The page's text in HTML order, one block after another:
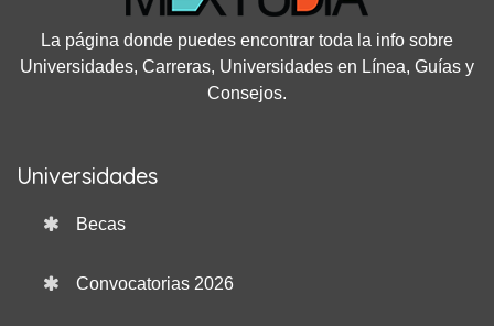
La página donde puedes encontrar toda la info sobre
Universidades, Carreras, Universidades en Línea, Guías y
Consejos.
Universidades
Becas
Convocatorias 2026